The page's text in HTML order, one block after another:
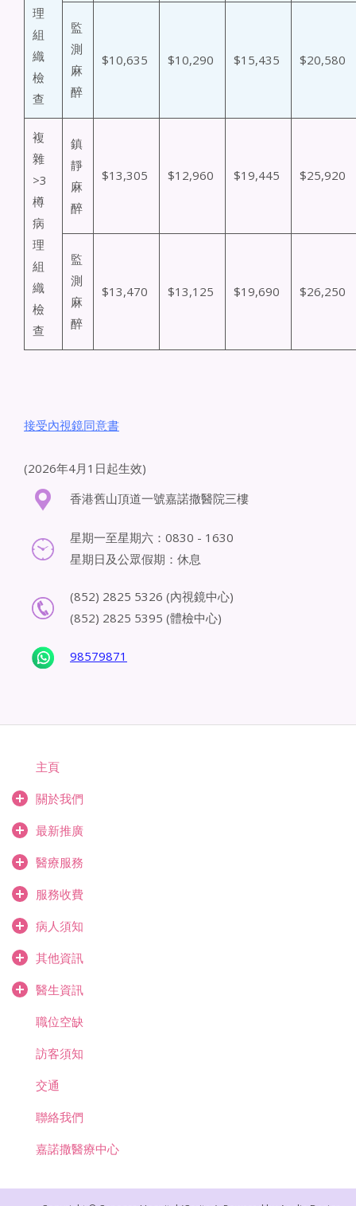
理
組
織
檢
查
監
測
麻
醉
$10,635 $10,290 $15,435 $20,580
複
雜
>3
樽
病
理
組
織
檢
查
鎮
靜
麻
醉
$13,305 $12,960 $19,445 $25,920
監
測
麻
醉
$13,470 $13,125 $19,690 $26,250
接受內視鏡同意書
(2026年4月1日起生效)
香港舊山頂道一號嘉諾撒醫院三樓
星期一至星期六： 0830 - 1630
星期日及公眾假期：休息
(852) 2825 5326 (內視鏡中心)
(852) 2825 5395 (體檢中心)
98579871
主頁
關於我們
最新推廣
醫療服務
服務收費
病人須知
其他資訊
醫生資訊
職位空缺
訪客須知
交通
聯絡我們
嘉諾撒醫療中心